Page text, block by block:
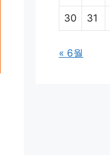
30 31
« 6월